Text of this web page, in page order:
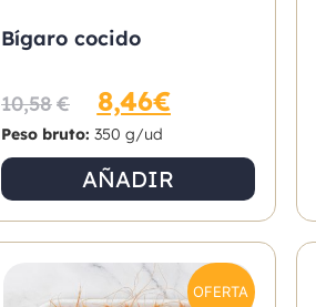
Bígaro cocido
10,58€ 8,46€
Peso bruto: 350 g/ud
AÑADIR
OFERTA